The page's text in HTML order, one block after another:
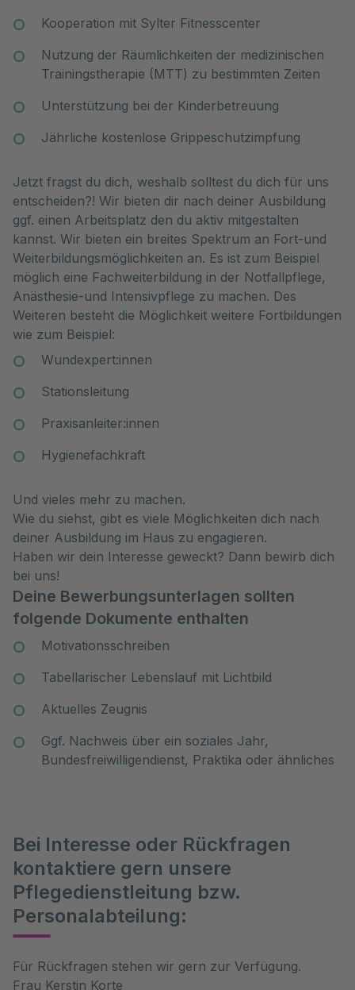
Kooperation mit Sylter Fitnesscenter
Nutzung der Räumlichkeiten der medizinischen
Trainingstherapie (MTT) zu bestimmten Zeiten
Unterstützung bei der Kinderbetreuung
Jährliche kostenlose Grippeschutzimpfung
Jetzt fragst du dich, weshalb solltest du dich für uns
entscheiden?! Wir bieten dir nach deiner Ausbildung
ggf. einen Arbeitsplatz den du aktiv mitgestalten
kannst. Wir bieten ein breites Spektrum an Fort-und
Weiterbildungsmöglichkeiten an. Es ist zum Beispiel
möglich eine Fachweiterbildung in der Notfallpflege,
Anästhesie-und Intensivpflege zu machen. Des
Weiteren besteht die Möglichkeit weitere Fortbildungen
wie zum Beispiel:
Wundexpert:innen
Stationsleitung
Praxisanleiter:innen
Hygienefachkraft
Und vieles mehr zu machen.
Wie du siehst, gibt es viele Möglichkeiten dich nach
deiner Ausbildung im Haus zu engagieren.
Haben wir dein Interesse geweckt? Dann bewirb dich
bei uns!
Deine Bewerbungsunterlagen sollten
folgende Dokumente enthalten
Motivationsschreiben
Tabellarischer Lebenslauf mit Lichtbild
Aktuelles Zeugnis
Ggf. Nachweis über ein soziales Jahr,
Bundesfreiwilligendienst, Praktika oder ähnliches
Bei Interesse oder Rückfragen
kontaktiere gern unsere
Pflegedienstleitung bzw.
Personalabteilung:
Für Rückfragen stehen wir gern zur Verfügung.
Frau Kerstin Korte